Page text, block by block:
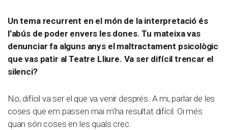
Un tema recurrent en el món de la interpretació és
l’abús de poder envers les dones. Tu mateixa vas
denunciar fa alguns anys el maltractament psicològic
que vas patir al Teatre Lliure. Va ser difícil trencar el
silenci?
No, difícil va ser el que va venir després. A mi, parlar de les
coses que em passen mai m’ha resultat difícil. Oi més
quan són coses en les quals crec.